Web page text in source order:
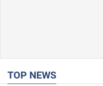
TOP NEWS